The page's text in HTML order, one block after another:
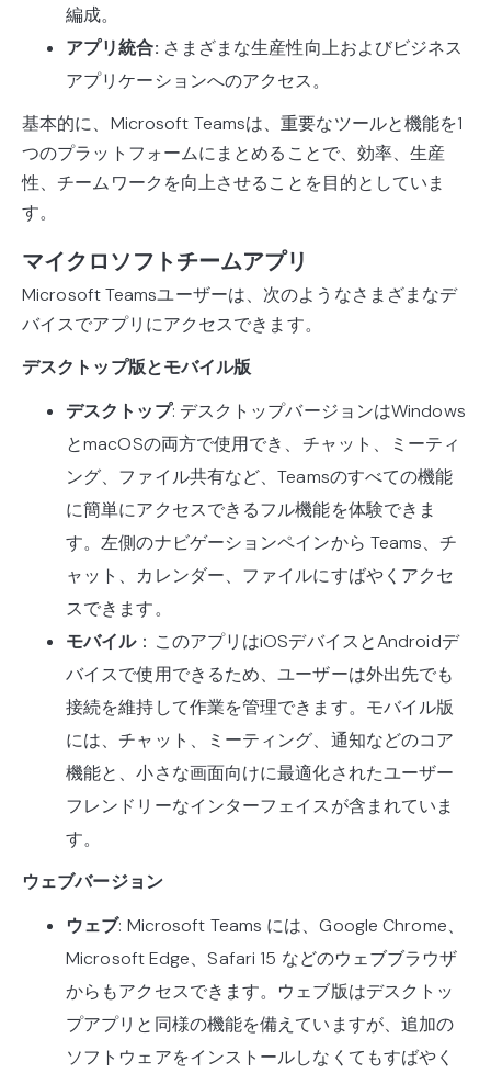
編成。
アプリ統合: さまざまな生産性向上およびビジネス
アプリケーションへのアクセス。
基本的に、Microsoft Teamsは、重要なツールと機能を1
つのプラットフォームにまとめることで、効率、生産
性、チームワークを向上させることを目的としていま
す。
マイクロソフトチームアプリ
Microsoft Teamsユーザーは、次のようなさまざまなデ
バイスでアプリにアクセスできます。
デスクトップ版とモバイル版
デスクトップ: デスクトップバージョンはWindows
とmacOSの両方で使用でき、チャット、ミーティ
ング、ファイル共有など、Teamsのすべての機能
に簡単にアクセスできるフル機能を体験できま
す。左側のナビゲーションペインから Teams、チ
ャット、カレンダー、ファイルにすばやくアクセ
スできます。
モバイル：このアプリはiOSデバイスとAndroidデ
バイスで使用できるため、ユーザーは外出先でも
接続を維持して作業を管理できます。モバイル版
には、チャット、ミーティング、通知などのコア
機能と、小さな画面向けに最適化されたユーザー
フレンドリーなインターフェイスが含まれていま
す。
ウェブバージョン
ウェブ: Microsoft Teams には、Google Chrome、
Microsoft Edge、Safari 15 などのウェブブラウザ
からもアクセスできます。ウェブ版はデスクトッ
プアプリと同様の機能を備えていますが、追加の
ソフトウェアをインストールしなくてもすばやく